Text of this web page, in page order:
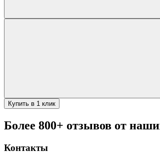
Купить в 1 клик
Более 800+ отзывов от
Контакты